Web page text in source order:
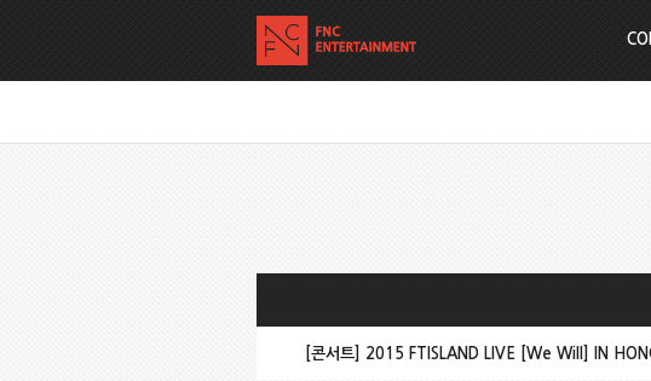
[콘서트] 2015 FTISLAND LIVE [We Will] IN